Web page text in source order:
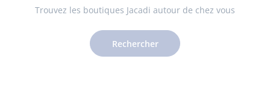
Trouvez les boutiques Jacadi autour de chez vous
Rechercher